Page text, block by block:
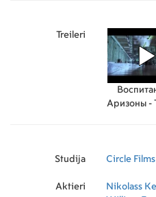
Treileri
Аризоны -
Studija Circle Films
Aktieri Nikolass